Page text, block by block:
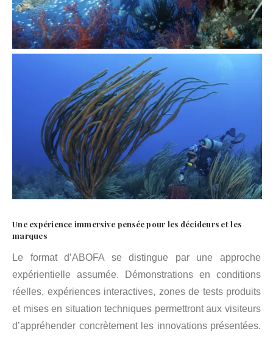
Une expérience immersive pensée pour les décideurs et les
marques
Le format d’ABOFA se distingue par une approche
expérientielle assumée. Démonstrations en conditions
réelles, expériences interactives, zones de tests produits
et mises en situation techniques permettront aux visiteurs
d’appréhender concrètement les innovations présentées.